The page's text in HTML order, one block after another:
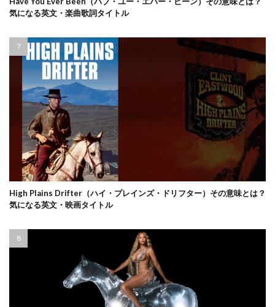
気になる英文・楽曲歌詞タイトル
High Plains Drifter（ハイ・プレインズ・ドリフター）その意味とは？
気になる英文・映画タイトル